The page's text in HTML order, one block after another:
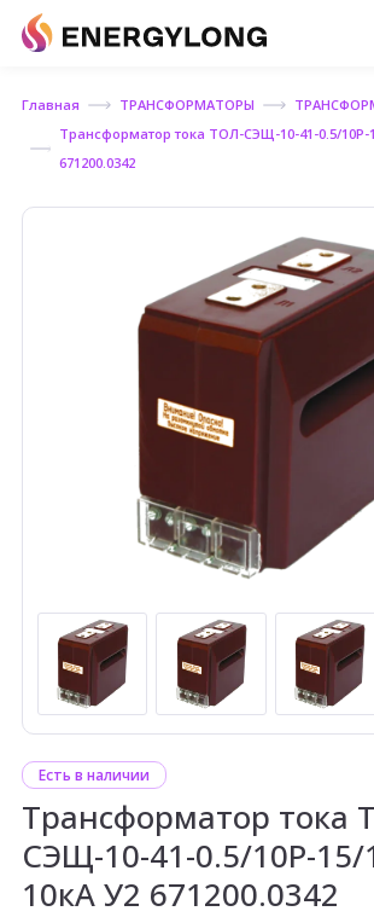
Главная ТРАНСФОРМАТОРЫ
Трансформатор тока ТОЛ-СЭЩ-10-41-0.5/10P-
671200.0342
Есть в наличии
Трансформатор тока
СЭЩ-10-41-0.5/10P-15/
10кА У2 671200.0342